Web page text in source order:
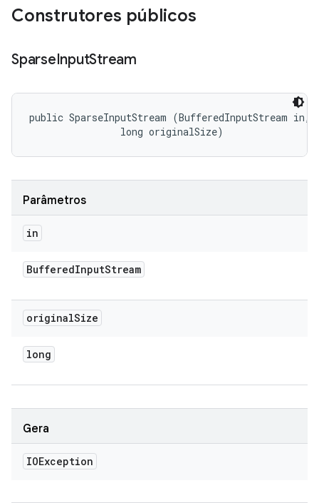
Construtores públicos
SparseInputStream
public SparseInputStream (BufferedInputStream in,
                long originalSize)
Parâmetros
in
BufferedInputStream
originalSize
long
Gera
IOException